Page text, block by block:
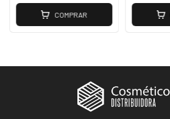
COMPRAR